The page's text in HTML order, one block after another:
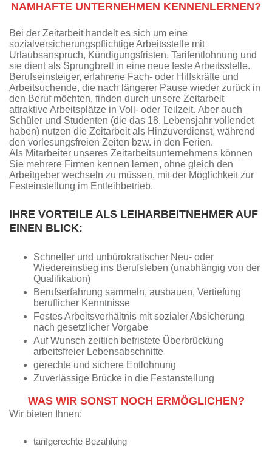
AMHAFTE UNTERNEHMEN KENNENLERNEN?
Bei der Zeitarbeit handelt es sich um eine
sozialversicherungspflichtige Arbeitsstelle mit
Urlaubsanspruch, Kündigungsfristen, Tarifentlohnung und
sie dient als Sprungbrett in eine neue feste Arbeitsstelle.
Berufseinsteiger, erfahrene Fach- oder Hilfskräfte und
Arbeitsuchende, die nach längerer Pause wieder zurück in
den Beruf möchten, finden durch unsere Zeitarbeit
attraktive Arbeitsplätze in Voll- oder Teilzeit. Aber auch
Schüler und Studenten (die das 18. Lebensjahr vollendet
haben) nutzen die Zeitarbeit als Hinzuverdienst, während
den vorlesungsfreien Zeiten bzw. in den Ferien.
Als Mitarbeiter unseres Zeitarbeitsunternehmens können
Sie mehrere Firmen kennen lernen, ohne gleich den
Arbeitgeber wechseln zu müssen, mit der Möglichkeit zur
Festeinstellung im Entleihbetrieb.
IHRE VORTEILE ALS LEIHARBEITNEHMER AUF
EINEN BLICK:
Schneller und unbürokratischer Neu- oder
Wiedereinstieg ins Berufsleben (unabhängig von der
Qualifikation)
Berufserfahrung sammeln, ausbauen, Vertiefung
beruflicher Kenntnisse
Festes Arbeitsverhältnis mit sozialer Absicherung
nach gesetzlicher Vorgabe
Auf Wunsch zeitlich befristete Überbrückung
arbeitsfreier Lebensabschnitte
gerechte und sichere Entlohnung
Zuverlässige Brücke in die Festanstellung
WAS WIR SONST NOCH ERMÖGLICHEN?
Wir bieten Ihnen:
tarifgerechte Bezahlung